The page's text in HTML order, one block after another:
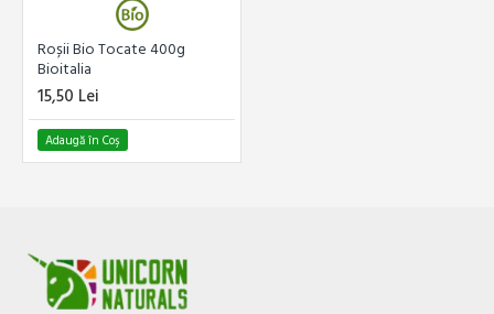
Roșii Bio Tocate 400g
Bioitalia
15,50 Lei
Adaugă în Coş